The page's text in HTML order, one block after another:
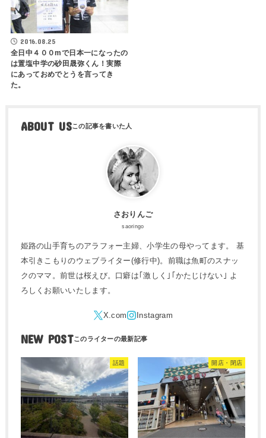
2016.08.25
全日中４００mで日本一になったの
は置塩中学の砂田晟弥くん！実際
にあっておめでとうを言ってき
た。
ABOUT US
さおりんご
saoringo
姫路の山手育ちのアラフォー主婦、小学生の母やってます。 基
本引きこもりのウェブライター(修行中)。前職は魚町のスナッ
クのママ。前世は桜えび。口癖は｢激しく｣｢かたじけない｣ よ
ろしくお願いいたします。
NEW POST
話題 開店・閉店